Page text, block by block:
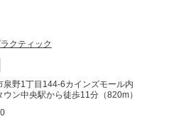
クティック
泉野1丁目144-6カインズモール内
ン中央駅から徒歩11分（820m）